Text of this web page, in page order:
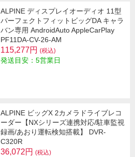
ALPINE ディスプレイオーディオ 11型
パーフェクトフィットビッグDA キャラ
バン専用 AndroidAuto AppleCarPlay
PF11DA-CV-26-AM
115,277円 (税込)
発送目安：5営業日
ALPINE ビッグX 2カメラドライブレコ
ーダー【NXシリーズ連携対応/駐車監視
録画/あおり運転検知搭載】 DVR-
C320R
36,072円 (税込)